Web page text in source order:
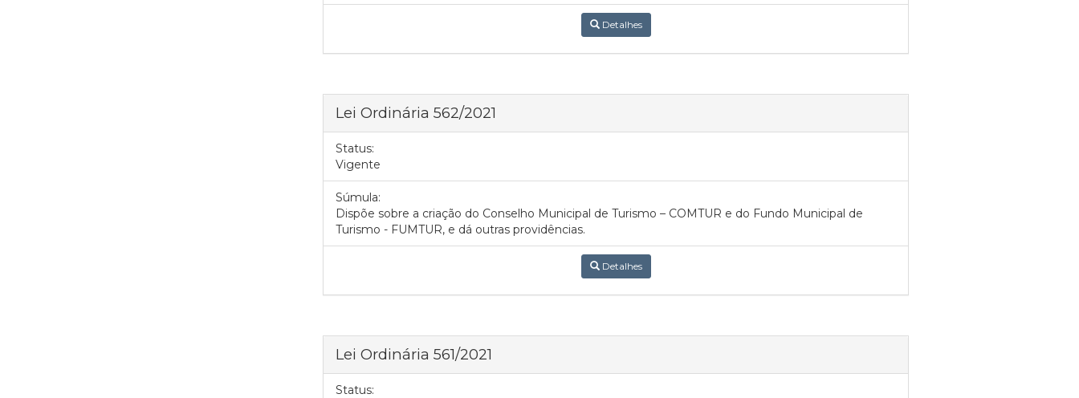
Detalhes
Lei Ordinária 562/2021
Status:
Vigente
Súmula:
Dispõe sobre a criação do Conselho Municipal de Turismo – COMTUR e do Fundo Municipal de
Turismo - FUMTUR, e dá outras providências.
Detalhes
Lei Ordinária 561/2021
Status: